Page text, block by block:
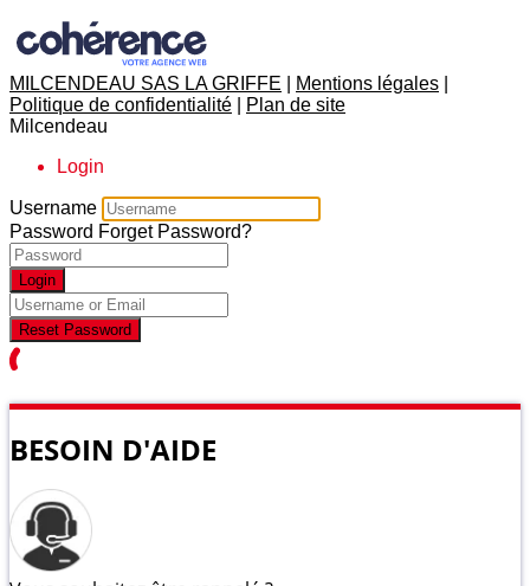
MILCENDEAU SAS LA GRIFFE Mentions légales
Politique de confidentialité
Plan de site
Milcendeau
Login
Username
Password Forget Password?
Login
Reset Password
BESOIN D'AIDE